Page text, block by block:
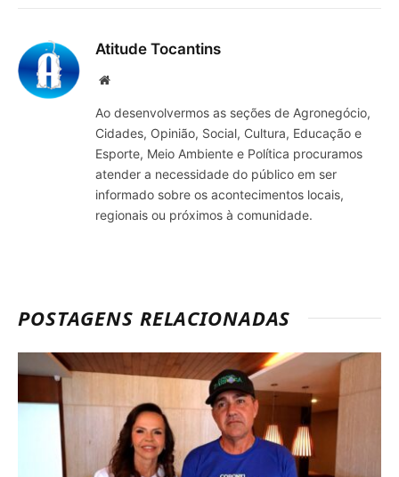
Atitude Tocantins
Site
Ao desenvolvermos as seções de Agronegócio,
Cidades, Opinião, Social, Cultura, Educação e
Esporte, Meio Ambiente e Política procuramos
atender a necessidade do público em ser
informado sobre os acontecimentos locais,
regionais ou próximos à comunidade.
POSTAGENS RELACIONADAS